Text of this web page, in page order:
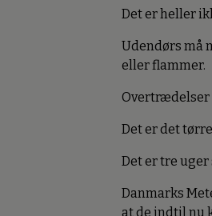
Det er heller
Udendørs må
eller flammer.
Overtrædelser
Det er det
Det er tre uger
Danmarks
at de indtil nu